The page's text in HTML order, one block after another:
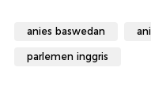
anies baswedan
parlemen inggris